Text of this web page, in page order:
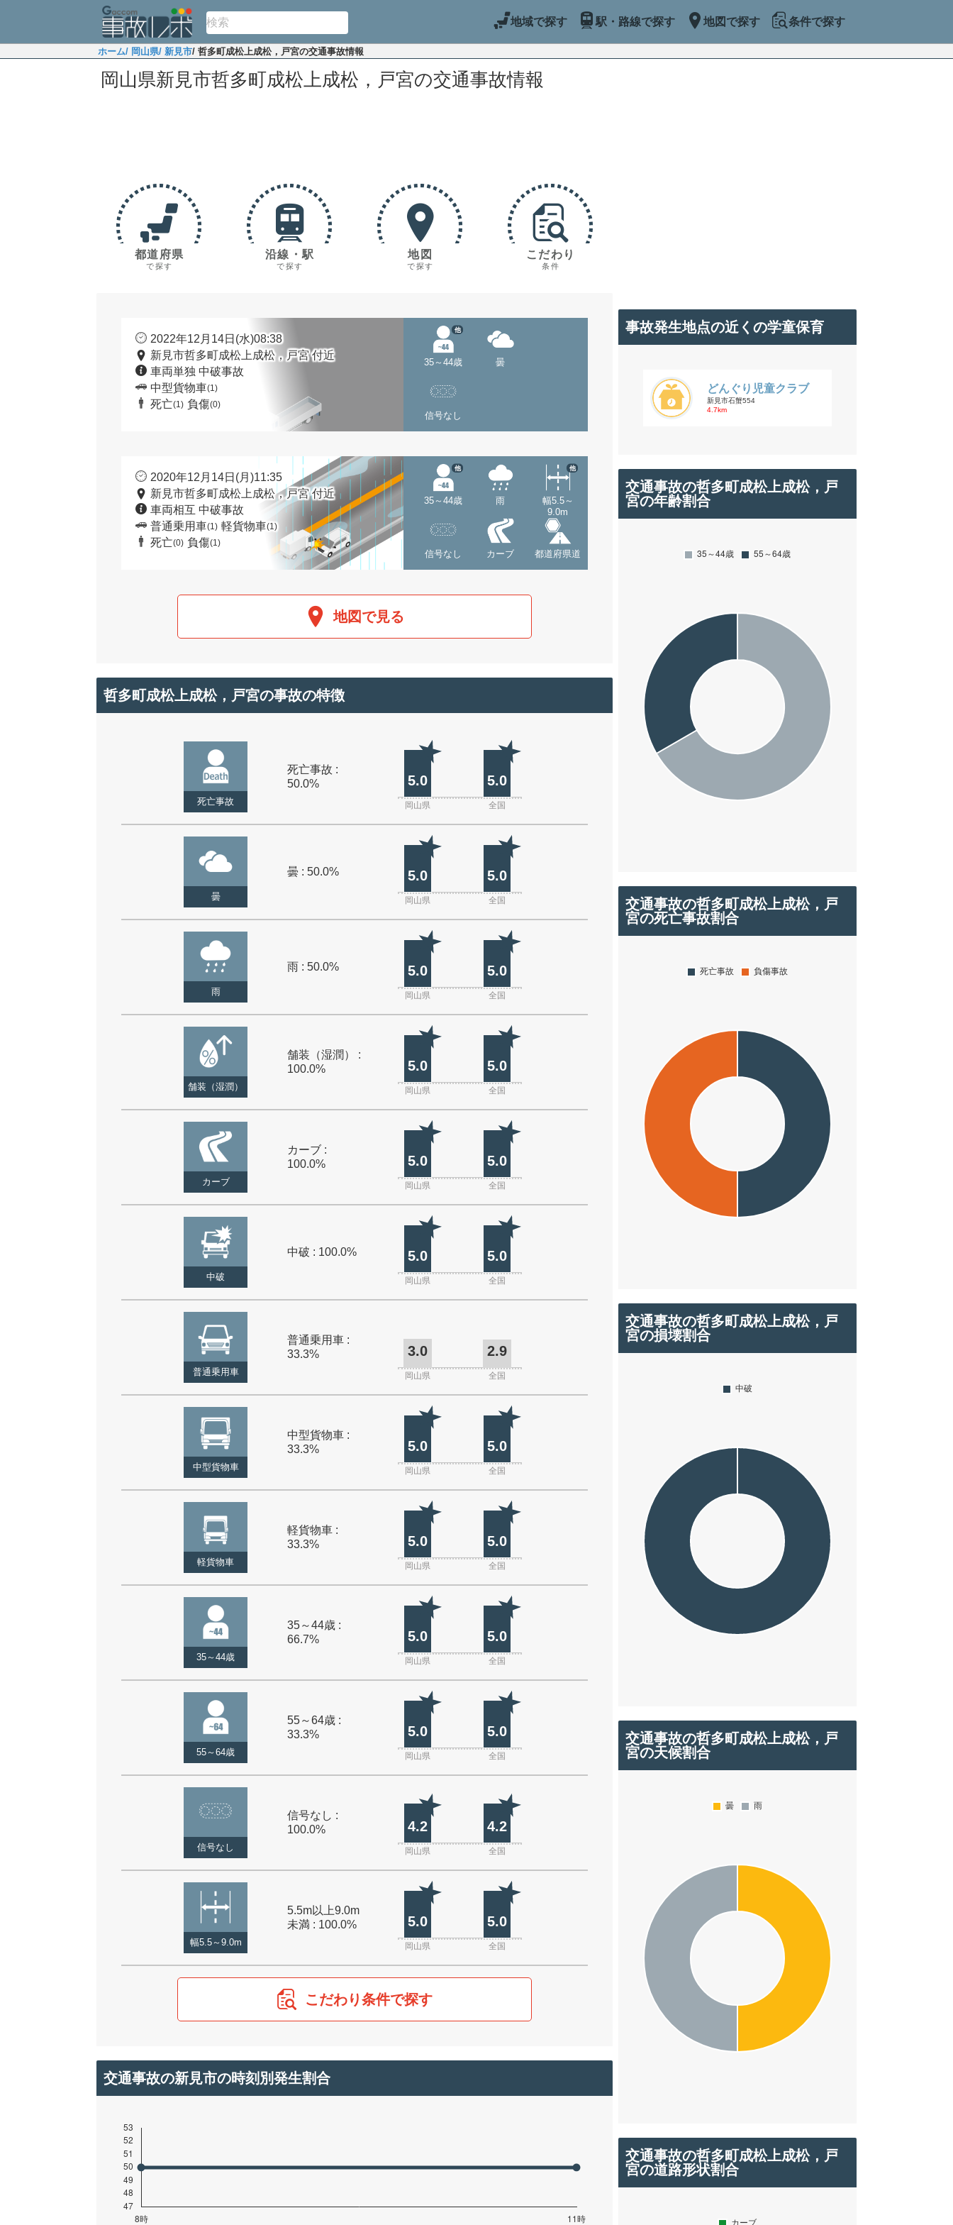
地域で探す 駅・路線で探す 地図で探す 条件で探す
ホーム/ 岡山県/ 新見市/ 哲多町成松上成松，戸宮の交通事故情報
岡山県新見市哲多町成松上成松，戸宮の交通事故情報
都道府県
で探す
沿線・駅
で探す
地図
で探す
こだわり
条件
2022年12月14日(水)08:38
新見市哲多町成松上成松，戸宮 付近
車両単独 中破事故
中型貨物車(1)
死亡(1) 負傷(0)
35～44歳
他
曇
信号なし
2020年12月14日(月)11:35
新見市哲多町成松上成松，戸宮 付近
車両相互 中破事故
普通乗用車(1) 軽貨物車(1)
死亡(0) 負傷(1)
35～44歳
他
雨
幅5.5～
9.0m
他
信号なし カーブ 都道府県道
地図で見る
哲多町成松上成松，戸宮の事故の特徴
死亡事故
死亡事故 :
50.0%
5.0 5.0
岡山県 全国
曇
曇 : 50.0% 5.0 5.0
岡山県 全国
雨
雨 : 50.0% 5.0 5.0
岡山県 全国
舗装（湿潤）
舗装（湿潤） :
100.0%
5.0 5.0
岡山県 全国
カーブ
カーブ :
100.0%
5.0 5.0
岡山県 全国
中破
中破 : 100.0% 5.0 5.0
岡山県 全国
普通乗用車
普通乗用車 :
33.3%
3.0 2.9
岡山県 全国
中型貨物車
中型貨物車 :
33.3%
5.0 5.0
岡山県 全国
軽貨物車
軽貨物車 :
33.3%
5.0 5.0
岡山県 全国
35～44歳
35～44歳 :
66.7%
5.0 5.0
岡山県 全国
55～64歳
55～64歳 :
33.3%
5.0 5.0
岡山県 全国
信号なし
信号なし :
100.0%
4.2 4.2
岡山県 全国
幅5.5～9.0m
5.5m以上9.0m
未満 : 100.0%
5.0 5.0
岡山県 全国
こだわり条件で探す
交通事故の新見市の時刻別発生割合
事故発生地点の近くの学童保育
どんぐり児童クラブ
新見市石蟹554
4.7km
交通事故の哲多町成松上成松，戸
宮の年齢割合
交通事故の哲多町成松上成松，戸
宮の死亡事故割合
交通事故の哲多町成松上成松，戸
宮の損壊割合
交通事故の哲多町成松上成松，戸
宮の天候割合
交通事故の哲多町成松上成松，戸
宮の道路形状割合